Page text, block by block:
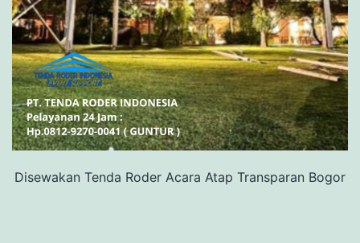
Disewakan Tenda Roder Acara Atap Transparan Bogor